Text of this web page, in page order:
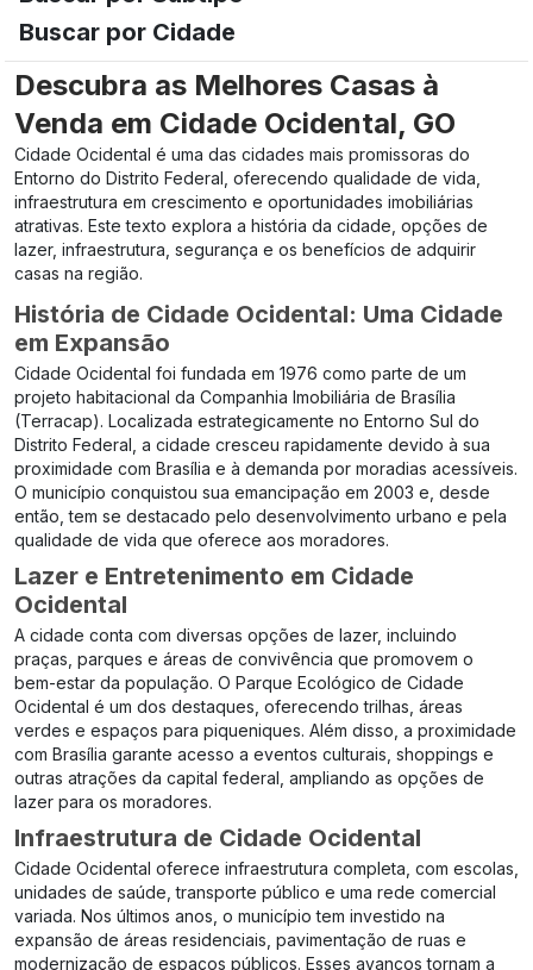
Buscar por Cidade
Descubra as Melhores Casas à
Venda em Cidade Ocidental, GO
Cidade Ocidental é uma das cidades mais promissoras do
Entorno do Distrito Federal, oferecendo qualidade de vida,
infraestrutura em crescimento e oportunidades imobiliárias
atrativas. Este texto explora a história da cidade, opções de
lazer, infraestrutura, segurança e os benefícios de adquirir
casas na região.
História de Cidade Ocidental: Uma Cidade
em Expansão
Cidade Ocidental foi fundada em 1976 como parte de um
projeto habitacional da Companhia Imobiliária de Brasília
(Terracap). Localizada estrategicamente no Entorno Sul do
Distrito Federal, a cidade cresceu rapidamente devido à sua
proximidade com Brasília e à demanda por moradias acessíveis.
O município conquistou sua emancipação em 2003 e, desde
então, tem se destacado pelo desenvolvimento urbano e pela
qualidade de vida que oferece aos moradores.
Lazer e Entretenimento em Cidade
Ocidental
A cidade conta com diversas opções de lazer, incluindo
praças, parques e áreas de convivência que promovem o
bem-estar da população. O Parque Ecológico de Cidade
Ocidental é um dos destaques, oferecendo trilhas, áreas
verdes e espaços para piqueniques. Além disso, a proximidade
com Brasília garante acesso a eventos culturais, shoppings e
outras atrações da capital federal, ampliando as opções de
lazer para os moradores.
Infraestrutura de Cidade Ocidental
Cidade Ocidental oferece infraestrutura completa, com escolas,
unidades de saúde, transporte público e uma rede comercial
variada. Nos últimos anos, o município tem investido na
expansão de áreas residenciais, pavimentação de ruas e
modernização de espaços públicos. Esses avanços tornam a